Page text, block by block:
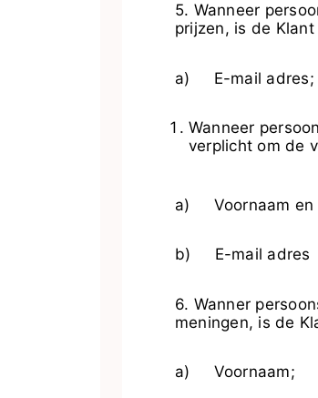
5. Wanneer
prijzen, is de
a) E-mail adres;
Wanneer
verplicht om de
a) Voornaam en
b) E-mail adres
6. Wanner
meningen, is de
a) Voornaam;